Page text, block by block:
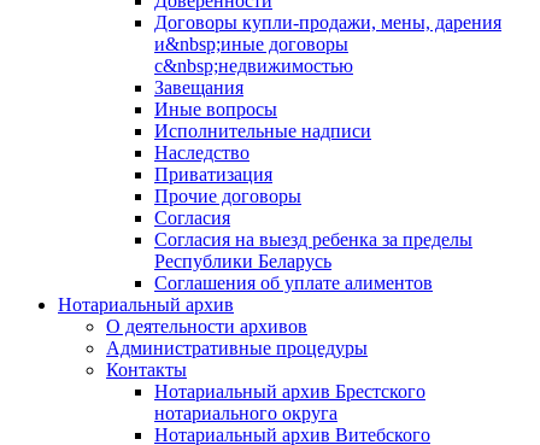
Договоры купли-продажи, мены, дарения
и&nbsp;иные договоры
с&nbsp;недвижимостью
Завещания
Иные вопросы
Исполнительные надписи
Наследство
Приватизация
Прочие договоры
Согласия
Согласия на выезд ребенка за пределы
Республики Беларусь
Соглашения об уплате алиментов
Нотариальный архив
О деятельности архивов
Административные процедуры
Контакты
Нотариальный архив Брестского
нотариального округа
Нотариальный архив Витебского